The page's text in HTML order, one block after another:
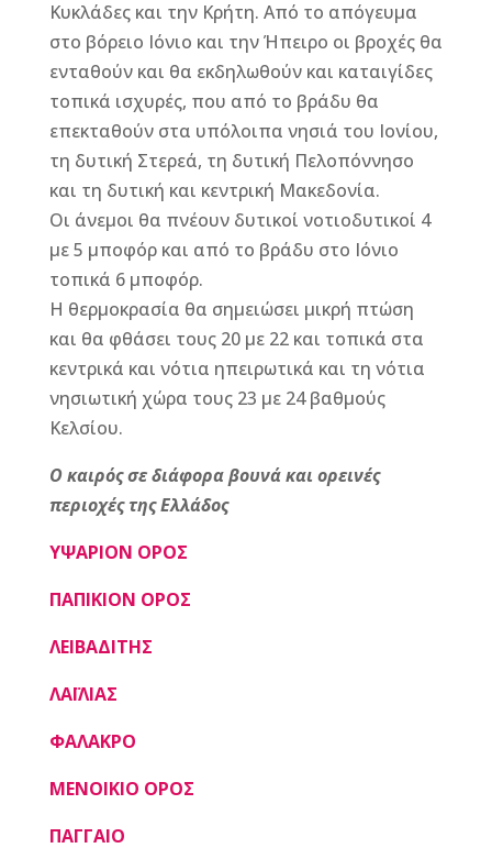
Κυκλάδες και την Κρήτη. Από το απόγευμα
στο βόρειο Ιόνιο και την Ήπειρο οι βροχές θα
ενταθούν και θα εκδηλωθούν και καταιγίδες
τοπικά ισχυρές, που από το βράδυ θα
επεκταθούν στα υπόλοιπα νησιά του Ιονίου,
τη δυτική Στερεά, τη δυτική Πελοπόννησο
και τη δυτική και κεντρική Μακεδονία.
Οι άνεμοι θα πνέουν δυτικοί νοτιοδυτικοί 4
με 5 μποφόρ και από το βράδυ στο Ιόνιο
τοπικά 6 μποφόρ.
Η θερμοκρασία θα σημειώσει μικρή πτώση
και θα φθάσει τους 20 με 22 και τοπικά στα
κεντρικά και νότια ηπειρωτικά και τη νότια
νησιωτική χώρα τους 23 με 24 βαθμούς
Κελσίου.
Ο καιρός σε διάφορα βουνά και ορεινές
περιοχές της Ελλάδος
ΥΨΑΡΙΟΝ ΟΡΟΣ
ΠΑΠΙΚΙΟΝ ΟΡΟΣ
ΛΕΙΒΑΔΙΤΗΣ
ΛΑΪΛΙΑΣ
ΦΑΛΑΚΡΟ
ΜΕΝΟΙΚΙΟ ΟΡΟΣ
ΠΑΓΓΑΙΟ